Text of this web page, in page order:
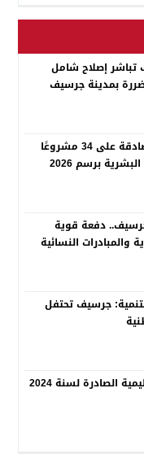
إصلاح شامل
بمدينة جرسيف
جرسيف.. المصادقة على 34 مشروعًا
برسم 2026
دفعة قوية
والمبادرات النسائية
جرسيف تحتفل
الصادرة لسنة 2024